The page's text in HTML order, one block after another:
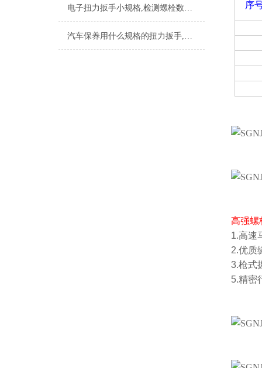
电子扭力扳手小规格,检测螺栓数显式力矩扳手,带数显扭矩扳手峰值模式
汽车保养用什么规格的扭力扳手,轿车应配扭力扳手规格
序
高强螺
1.高速
2.优质
3.枪式
5.精密